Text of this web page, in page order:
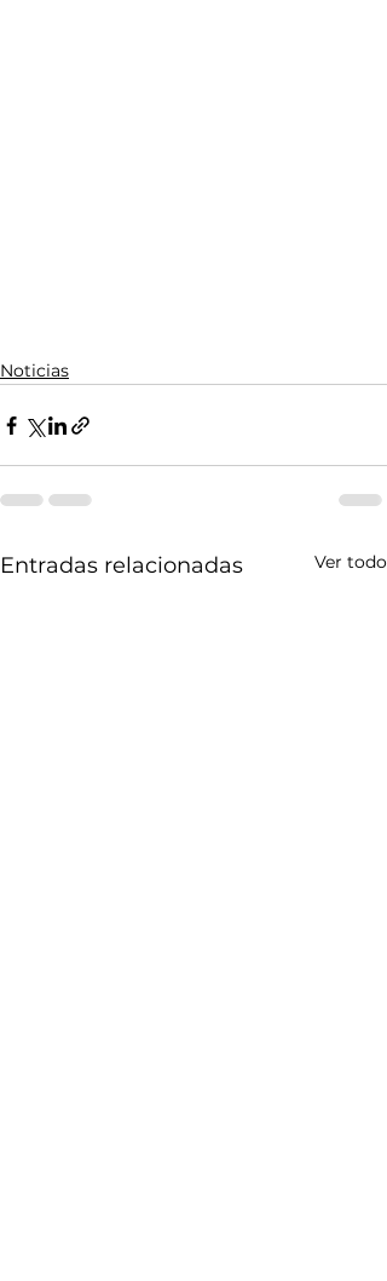
Noticias
Entradas relacionadas Ver todo